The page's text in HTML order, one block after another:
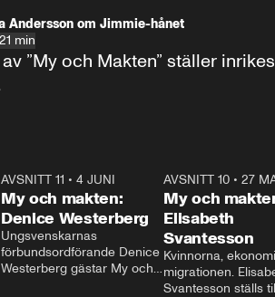
Andersson om Jimmie-hånet
21 min
”My och Makten” ställer
23:40
AVSNITT 11 •4 JUNI
My och makten:
Denice Westerberg
Ungsvenskarnas
förbundsordförande Denice
Westerberg gästar My och
AVSNITT 10 •27
My och
Elisabeth
Svantesson
Kvinnorna,
migrationen.
Svantesson ställs